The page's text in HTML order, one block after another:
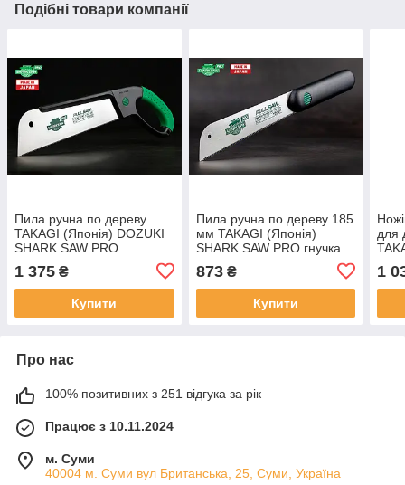
Подібні товари компанії
Пила ручна по дереву
TAKAGI (Японія) DOZUKI
SHARK SAW PRO
270 мм
1 375 ₴
Купити
Пила ручна по дереву 185
мм TAKAGI (Японія)
SHARK SAW PRO гнучка
873₴
Купити
для
1
Про нас
100% позитивних з 251 відгука за рік
Працює з 10.11.2024
м. Суми
40004 м. Суми вул Британська, 25, Суми, Україна